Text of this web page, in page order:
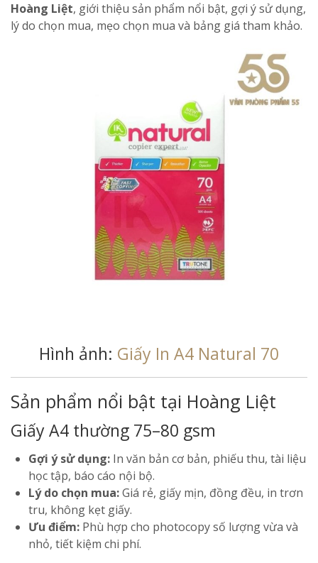
Hoàng Liệt, giới thiệu sản phẩm nổi bật, gợi ý sử dụng,
lý do chọn mua, mẹo chọn mua và bảng giá tham khảo.
Hình ảnh: Giấy In A4 Natural 70
Sản phẩm nổi bật tại Hoàng Liệt
Giấy A4 thường 75–80 gsm
Gợi ý sử dụng: In văn bản cơ bản, phiếu thu, tài liệu
học tập, báo cáo nội bộ.
Lý do chọn mua:Giá rẻ, giấy mịn, đồng đều, in trơn
tru, không kẹt giấy.
Ưu điểm: Phù hợp cho photocopy số lượng vừa và
nhỏ, tiết kiệm chi phí.